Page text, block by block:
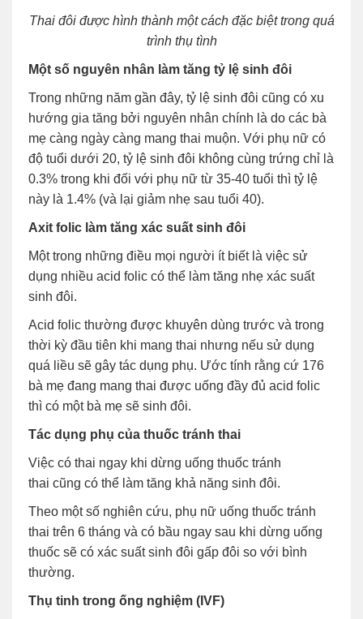
Thai đôi được hình thành một cách đặc biệt trong quá
trình thụ tình
Một số nguyên nhân làm tăng tỷ lệ sinh đôi
Trong những năm gần đây, tỷ lệ sinh đôi cũng có xu
hướng gia tăng bởi nguyên nhân chính là do các bà
mẹ càng ngày càng mang thai muộn. Với phụ nữ có
độ tuổi dưới 20, tỷ lệ sinh đôi không cùng trứng chỉ là
0.3% trong khi đối với phụ nữ từ 35-40 tuổi thì tỷ lệ
này là 1.4% (và lại giảm nhẹ sau tuổi 40).
Axit folic làm tăng xác suất sinh đôi
Một trong những điều mọi người ít biết là việc sử
dụng nhiều acid folic có thể làm tăng nhẹ xác suất
sinh đôi.
Acid folic thường được khuyên dùng trước và trong
thời kỳ đầu tiên khi mang thai nhưng nếu sử dụng
quá liều sẽ gây tác dụng phụ. Ước tính rằng cứ 176
bà mẹ đang mang thai được uống đầy đủ acid folic
thì có một bà mẹ sẽ sinh đôi.
Tác dụng phụ của thuốc tránh thai
Việc có thai ngay khi dừng uống thuốc tránh
thai cũng có thể làm tăng khả năng sinh đôi.
Theo một số nghiên cứu, phụ nữ uống thuốc tránh
thai trên 6 tháng và có bầu ngay sau khi dừng uống
thuốc sẽ có xác suất sinh đôi gấp đôi so với bình
thường.
Thụ tinh trong ống nghiệm (IVF)